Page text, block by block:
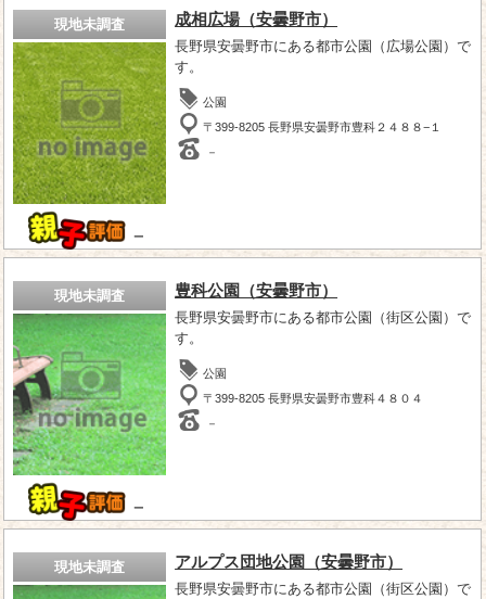
現地未調査
－
成相広場（安曇野市）
長野県安曇野市にある都市公園（広場公園）で
す。
公園
〒399-8205 長野県安曇野市豊科２４８８−１
－
現地未調査
－
豊科公園（安曇野市）
長野県安曇野市にある都市公園（街区公園）で
す。
公園
〒399-8205 長野県安曇野市豊科４８０４
－
現地未調査 アルプス団地公園（安曇野市）
長野県安曇野市にある都市公園（街区公園）で